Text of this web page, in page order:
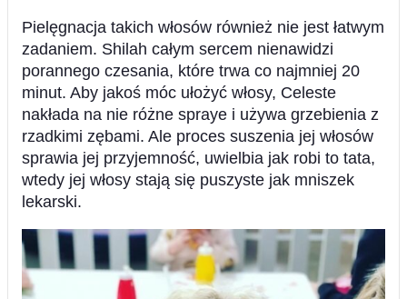
Pielęgnacja takich włosów również nie jest łatwym
zadaniem. Shilah całym sercem nienawidzi
porannego czesania, które trwa co najmniej 20
minut. Aby jakoś móc ułożyć włosy, Celeste
nakłada na nie różne spraye i używa grzebienia z
rzadkimi zębami. Ale proces suszenia jej włosów
sprawia jej przyjemność, uwielbia jak robi to tata,
wtedy jej włosy stają się puszyste jak mniszek
lekarski.